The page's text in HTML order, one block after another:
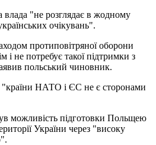
влада "не розглядає в жодному
очікувань".
протиповітряної оборони
і не потребує такої підтримки з
польський чиновник.
"країни НАТО і ЄС не є сторонами
можливість підготовки Польщею
України через "високу